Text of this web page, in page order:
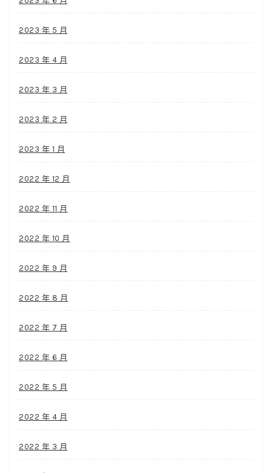
2023 年 5 月
2023 年 4 月
2023 年 3 月
2023 年 2 月
2023 年 1 月
2022 年 12 月
2022 年 11 月
2022 年 10 月
2022 年 9 月
2022 年 8 月
2022 年 7 月
2022 年 6 月
2022 年 5 月
2022 年 4 月
2022 年 3 月